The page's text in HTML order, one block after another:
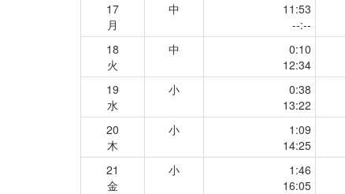
17
月
中
11:53
--:--
18
火
中
0:10
12:34
19
水
小
0:38
13:22
20
木
小
1:09
14:25
21
金
小
1:46
16:05